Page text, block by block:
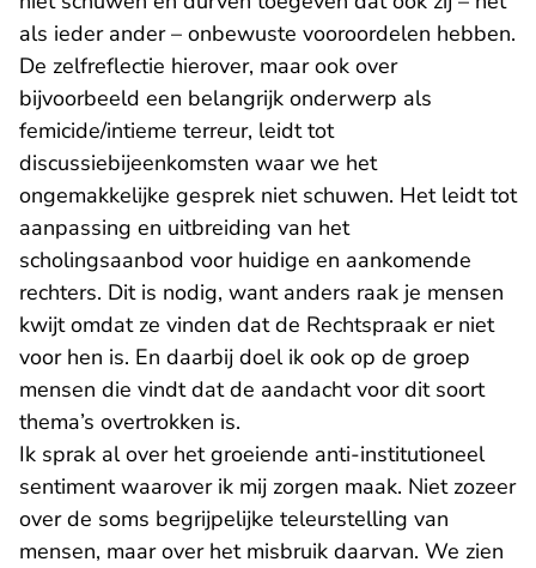
als ieder ander – onbewuste vooroordelen hebben.
De zelfreflectie hierover, maar ook over
bijvoorbeeld een belangrijk onderwerp als
femicide/intieme terreur, leidt tot
discussiebijeenkomsten waar we het
ongemakkelijke gesprek niet schuwen. Het leidt tot
aanpassing en uitbreiding van het
scholingsaanbod voor huidige en aankomende
rechters. Dit is nodig, want anders raak je mensen
kwijt omdat ze vinden dat de Rechtspraak er niet
voor hen is. En daarbij doel ik ook op de groep
mensen die vindt dat de aandacht voor dit soort
thema’s overtrokken is.
Ik sprak al over het groeiende anti-institutioneel
sentiment waarover ik mij zorgen maak. Niet zozeer
over de soms begrijpelijke teleurstelling van
mensen, maar over het misbruik daarvan. We zien